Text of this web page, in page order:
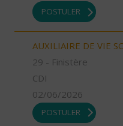
POSTULER
AUXILIAIRE DE VIE
29 - Finistère
CDI
02/06/2026
POSTULER